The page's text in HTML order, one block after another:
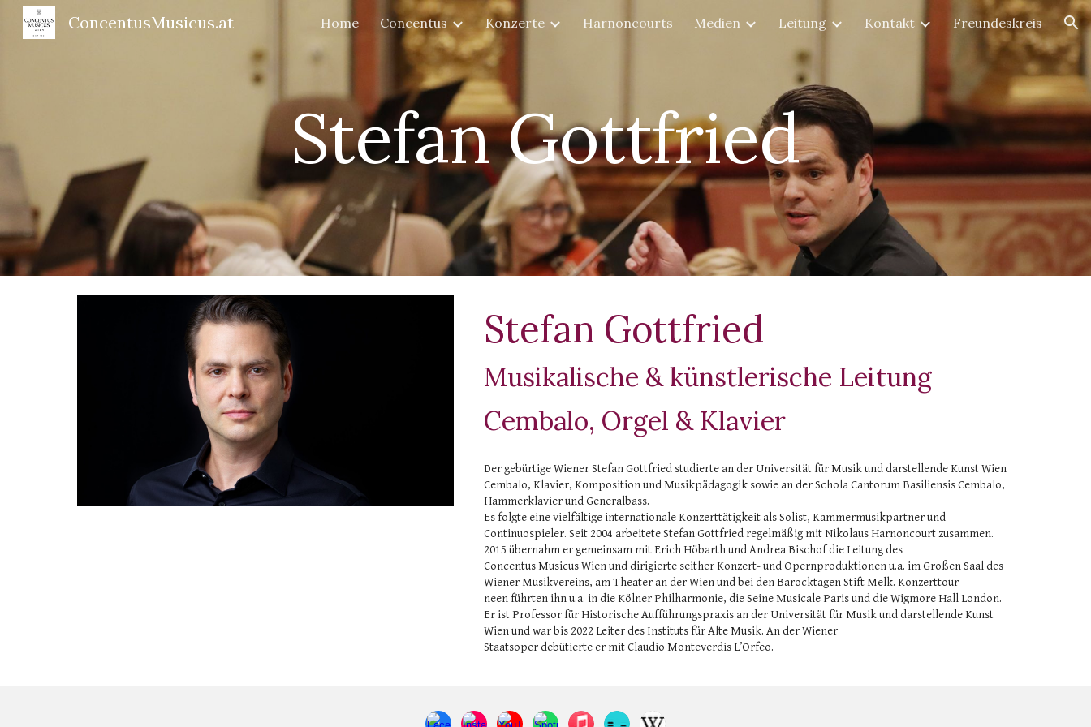
Skip to main content Skip to navigation
ConcentusMusicus.at Home Concentus Konzerte Harnoncourts Medien Leitung Kontakt Freundeskreis
Stefan Gottfried
Stefan Gottfried
Musikalische & künstlerische Leitung
Cembalo, Orgel & Klavier
Der gebürtige Wiener Stefan Gottfried studierte an der Universität für Musik und darstellende Kunst Wien
Cembalo, Klavier, Komposition und Musikpädagogik sowie an der Schola Cantorum Basiliensis Cembalo,
Hammerklavier und Generalbass.
Es folgte eine vielfältige internationale Konzerttätigkeit als Solist, Kammermusikpartner und
Continuospieler. Seit 2004 arbeitete Stefan Gottfried regelmäßig mit Nikolaus Harnoncourt zusammen.
2015 übernahm er gemeinsam mit Erich Höbarth und Andrea Bischof die Leitung des
Concentus Musicus Wien und dirigierte seither Konzert- und Opernproduktionen u.a. im Großen Saal des
Wiener Musikvereins, am Theater an der Wien und bei den Barocktagen Stift Melk. Konzerttour-
neen führten ihn u.a. in die Kölner Philharmonie, die Seine Musicale Paris und die Wigmore Hall London.
Er ist Professor für Historische Aufführungspraxis an der Universität für Musik und darstellende Kunst
Wien und war bis 2022 Leiter des Instituts für Alte Musik. An der Wiener
Staatsoper debütierte er mit Claudio Monteverdis L’Orfeo.